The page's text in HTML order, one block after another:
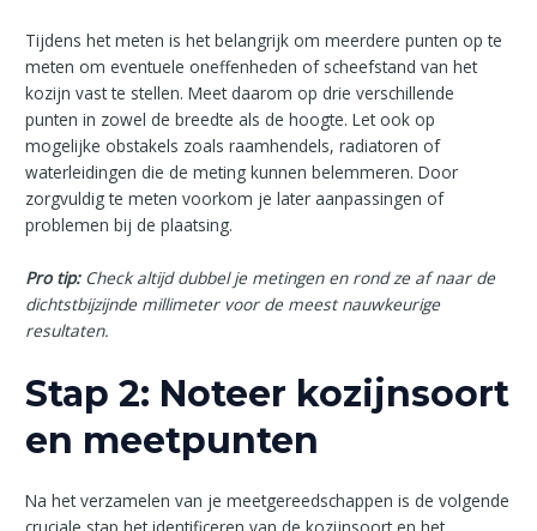
Tijdens het meten is het belangrijk om meerdere punten op te
meten om eventuele oneffenheden of scheefstand van het
kozijn vast te stellen. Meet daarom op drie verschillende
punten in zowel de breedte als de hoogte. Let ook op
mogelijke obstakels zoals raamhendels, radiatoren of
waterleidingen die de meting kunnen belemmeren. Door
zorgvuldig te meten voorkom je later aanpassingen of
problemen bij de plaatsing.
Pro tip: Check altijd dubbel je metingen en rond ze af naar de
dichtstbijzijnde millimeter voor de meest nauwkeurige
resultaten.
Stap 2: Noteer kozijnsoort
en meetpunten
Na het verzamelen van je meetgereedschappen is de volgende
cruciale stap het identificeren van de kozijnsoort en het